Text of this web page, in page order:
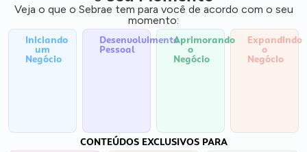
Veja o que o Sebrae tem para você de acordo com o seu
momento:
Iniciando
um
Negócio
Desenvolvimento
Pessoal
Aprimorando
o
Negócio
Expandindo
o
Negócio
CONTEÚDOS EXCLUSIVOS PARA